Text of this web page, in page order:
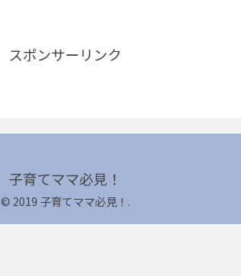
スポンサーリンク
子育てママ必見！
© 2019 子育てママ必見！.